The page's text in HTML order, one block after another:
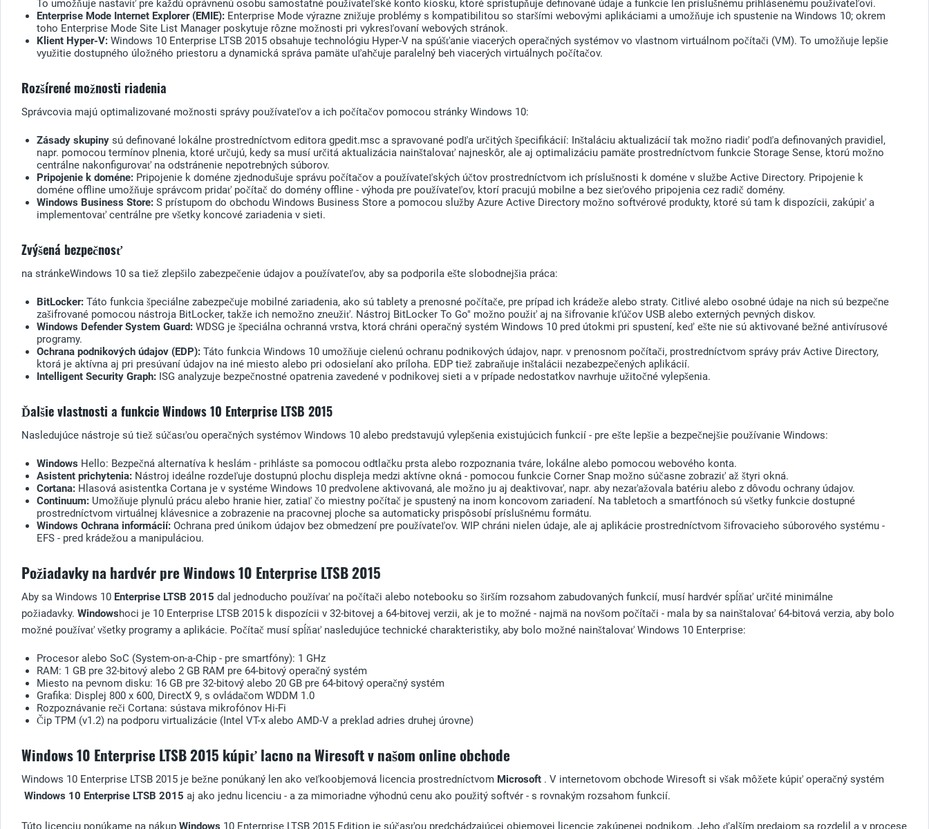
To umožňuje nastaviť pre každú oprávnenú osobu samostatné používateľské konto kiosku, ktoré sprístupňuje definované údaje a funkcie len príslušnému prihlásenému používateľovi.
Enterprise Mode Internet Explorer (EMIE): Enterprise Mode výrazne znižuje problémy s kompatibilitou so staršími webovými aplikáciami a umožňuje ich spustenie na Windows 10; okrem
toho Enterprise Mode Site List Manager poskytuje rôzne možnosti pri vykresľovaní webových stránok.
Klient Hyper-V: Windows 10 Enterprise LTSB 2015 obsahuje technológiu Hyper-V na spúšťanie viacerých operačných systémov vo vlastnom virtuálnom počítači (VM). To umožňuje lepšie
využitie dostupného úložného priestoru a dynamická správa pamäte uľahčuje paralelný beh viacerých virtuálnych počítačov.
Rozšírené možnosti riadenia
Správcovia majú optimalizované možnosti správy používateľov a ich počítačov pomocou stránky Windows 10:
Zásady skupiny sú definované lokálne prostredníctvom editora gpedit.msc a spravované podľa určitých špecifikácií: Inštaláciu aktualizácií tak možno riadiť podľa definovaných pravidiel,
napr. pomocou termínov plnenia, ktoré určujú, kedy sa musí určitá aktualizácia nainštalovať najneskôr, ale aj optimalizáciu pamäte prostredníctvom funkcie Storage Sense, ktorú možno
centrálne nakonfigurovať na odstránenie nepotrebných súborov.
Pripojenie k doméne: Pripojenie k doméne zjednodušuje správu počítačov a používateľských účtov prostredníctvom ich príslušnosti k doméne v službe Active Directory. Pripojenie k
doméne offline umožňuje správcom pridať počítač do domény offline - výhoda pre používateľov, ktorí pracujú mobilne a bez sieťového pripojenia cez radič domény.
Windows Business Store: S prístupom do obchodu Windows Business Store a pomocou služby Azure Active Directory možno softvérové produkty, ktoré sú tam k dispozícii, zakúpiť a
implementovať centrálne pre všetky koncové zariadenia v sieti.
Zvýšená bezpečnosť
na stránkeWindows 10 sa tiež zlepšilo zabezpečenie údajov a používateľov, aby sa podporila ešte slobodnejšia práca:
BitLocker: Táto funkcia špeciálne zabezpečuje mobilné zariadenia, ako sú tablety a prenosné počítače, pre prípad ich krádeže alebo straty. Citlivé alebo osobné údaje na nich sú bezpečne
zašifrované pomocou nástroja BitLocker, takže ich nemožno zneužiť. Nástroj BitLocker To Go" možno použiť aj na šifrovanie kľúčov USB alebo externých pevných diskov.
Windows Defender System Guard: WDSG je špeciálna ochranná vrstva, ktorá chráni operačný systém Windows 10 pred útokmi pri spustení, keď ešte nie sú aktivované bežné antivírusové
programy.
Ochrana podnikových údajov (EDP): Táto funkcia Windows 10 umožňuje cielenú ochranu podnikových údajov, napr. v prenosnom počítači, prostredníctvom správy práv Active Directory,
ktorá je aktívna aj pri presúvaní údajov na iné miesto alebo pri odosielaní ako príloha. EDP tiež zabraňuje inštalácii nezabezpečených aplikácií.
Intelligent Security Graph: ISG analyzuje bezpečnostné opatrenia zavedené v podnikovej sieti a v prípade nedostatkov navrhuje užitočné vylepšenia.
Ďalšie vlastnosti a funkcie Windows 10 Enterprise LTSB 2015
Nasledujúce nástroje sú tiež súčasťou operačných systémov Windows 10 alebo predstavujú vylepšenia existujúcich funkcií - pre ešte lepšie a bezpečnejšie používanie Windows:
Windows Hello: Bezpečná alternatíva k heslám - prihláste sa pomocou odtlačku prsta alebo rozpoznania tváre, lokálne alebo pomocou webového konta.
Asistent prichytenia: Nástroj ideálne rozdeľuje dostupnú plochu displeja medzi aktívne okná - pomocou funkcie Corner Snap možno súčasne zobraziť až štyri okná.
Cortana: Hlasová asistentka Cortana je v systéme Windows 10 predvolene aktivovaná, ale možno ju aj deaktivovať, napr. aby nezaťažovala batériu alebo z dôvodu ochrany údajov.
Continuum: Umožňuje plynulú prácu alebo hranie hier, zatiaľ čo miestny počítač je spustený na inom koncovom zariadení. Na tabletoch a smartfónoch sú všetky funkcie dostupné
prostredníctvom virtuálnej klávesnice a zobrazenie na pracovnej ploche sa automaticky prispôsobí príslušnému formátu.
Windows Ochrana informácií: Ochrana pred únikom údajov bez obmedzení pre používateľov. WIP chráni nielen údaje, ale aj aplikácie prostredníctvom šifrovacieho súborového systému -
EFS - pred krádežou a manipuláciou.
Požiadavky na hardvér pre Windows 10 Enterprise LTSB 2015
Aby sa Windows 10 Enterprise LTSB 2015 dal jednoducho používať na počítači alebo notebooku so širším rozsahom zabudovaných funkcií, musí hardvér spĺňať určité minimálne
požiadavky. Windowshoci je 10 Enterprise LTSB 2015 k dispozícii v 32-bitovej a 64-bitovej verzii, ak je to možné - najmä na novšom počítači - mala by sa nainštalovať 64-bitová verzia, aby bolo
možné používať všetky programy a aplikácie. Počítač musí spĺňať nasledujúce technické charakteristiky, aby bolo možné nainštalovať Windows 10 Enterprise:
Procesor alebo SoC (System-on-a-Chip - pre smartfóny): 1 GHz
RAM: 1 GB pre 32-bitový alebo 2 GB RAM pre 64-bitový operačný systém
Miesto na pevnom disku: 16 GB pre 32-bitový alebo 20 GB pre 64-bitový operačný systém
Grafika: Displej 800 x 600, DirectX 9, s ovládačom WDDM 1.0
Rozpoznávanie reči Cortana: sústava mikrofónov Hi-Fi
Čip TPM (v1.2) na podporu virtualizácie (Intel VT-x alebo AMD-V a preklad adries druhej úrovne)
Windows 10 Enterprise LTSB 2015 kúpiť lacno na Wiresoft v našom online obchode
Windows 10 Enterprise LTSB 2015 je bežne ponúkaný len ako veľkoobjemová licencia prostredníctvom Microsoft . V internetovom obchode Wiresoft si však môžete kúpiť operačný systém
Windows 10 Enterprise LTSB 2015 aj ako jednu licenciu - a za mimoriadne výhodnú cenu ako použitý softvér - s rovnakým rozsahom funkcií.
Túto licenciu ponúkame na nákup Windows 10 Enterprise LTSB 2015 Edition je súčasťou predchádzajúcej objemovej licencie zakúpenej podnikom. Jeho ďalším predajom sa rozdelil a v procese